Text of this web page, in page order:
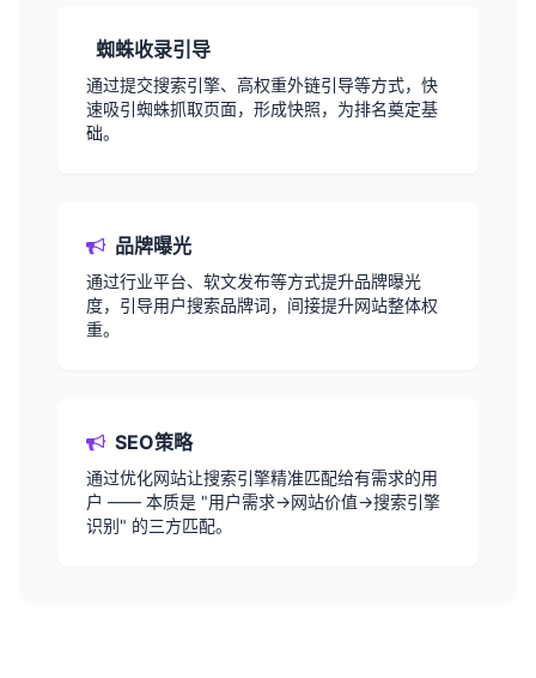
蜘蛛收录引导
通过提交搜索引擎、高权重外链引导等方式，快
速吸引蜘蛛抓取页面，形成快照，为排名奠定基
础。
品牌曝光
通过行业平台、软文发布等方式提升品牌曝光
度，引导用户搜索品牌词，间接提升网站整体权
重。
SEO策略
通过优化网站让搜索引擎精准匹配给有需求的用
户 —— 本质是 "用户需求→网站价值→搜索引擎
识别" 的三方匹配。